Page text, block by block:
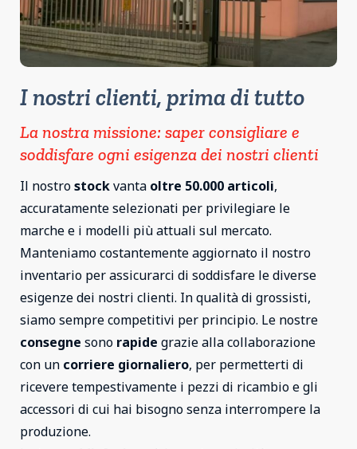
I nostri clienti, prima di tutto
La nostra missione: saper consigliare e
soddisfare ogni esigenza dei nostri clienti
Il nostrostockvanta oltre 50.000 articoli,
accuratamente selezionati per privilegiare le
marche e i modelli più attuali sul mercato.
Manteniamo costantemente aggiornato il nostro
inventario per assicurarci di soddisfare le diverse
esigenze dei nostri clienti. In qualità di grossisti,
siamo sempre competitivi per principio. Le nostre
consegne sono rapide grazie alla collaborazione
con un corriere giornaliero, per permetterti di
ricevere tempestivamente i pezzi di ricambio e gli
accessori di cui hai bisogno senza interrompere la
produzione.